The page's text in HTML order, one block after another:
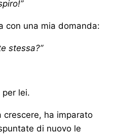
con una mia domanda:
stessa?”
per lei.
crescere, ha imparato
di nuovo le